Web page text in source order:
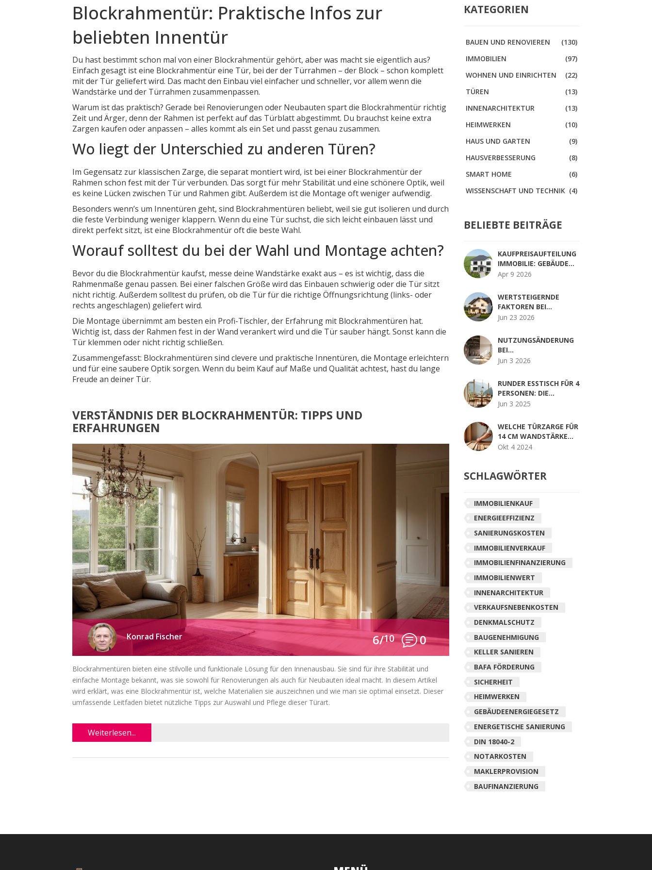
Blockrahmentür: Praktische Infos zur
beliebten Innentür
Du hast bestimmt schon mal von einer Blockrahmentür gehört, aber was macht sie eigentlich aus?
Einfach gesagt ist eine Blockrahmentür eine Tür, bei der der Türrahmen – der Block – schon komplett
mit der Tür geliefert wird. Das macht den Einbau viel einfacher und schneller, vor allem wenn die
Wandstärke und der Türrahmen zusammenpassen.
Warum ist das praktisch? Gerade bei Renovierungen oder Neubauten spart die Blockrahmentür richtig
Zeit und Ärger, denn der Rahmen ist perfekt auf das Türblatt abgestimmt. Du brauchst keine extra
Zargen kaufen oder anpassen – alles kommt als ein Set und passt genau zusammen.
Wo liegt der Unterschied zu anderen Türen?
Im Gegensatz zur klassischen Zarge, die separat montiert wird, ist bei einer Blockrahmentür der
Rahmen schon fest mit der Tür verbunden. Das sorgt für mehr Stabilität und eine schönere Optik, weil
es keine Lücken zwischen Tür und Rahmen gibt. Außerdem ist die Montage oft weniger aufwendig.
Besonders wenn’s um Innentüren geht, sind Blockrahmentüren beliebt, weil sie gut isolieren und durch
die feste Verbindung weniger klappern. Wenn du eine Tür suchst, die sich leicht einbauen lässt und
direkt perfekt sitzt, ist eine Blockrahmentür oft die beste Wahl.
Worauf solltest du bei der Wahl und Montage achten?
Bevor du die Blockrahmentür kaufst, messe deine Wandstärke exakt aus – es ist wichtig, dass die
Rahmenmaße genau passen. Bei einer falschen Größe wird das Einbauen schwierig oder die Tür sitzt
nicht richtig. Außerdem solltest du prüfen, ob die Tür für die richtige Öffnungsrichtung (links- oder
rechts angeschlagen) geliefert wird.
Die Montage übernimmt am besten ein Profi-Tischler, der Erfahrung mit Blockrahmentüren hat.
Wichtig ist, dass der Rahmen fest in der Wand verankert wird und die Tür sauber hängt. Sonst kann die
Tür klemmen oder nicht richtig schließen.
Zusammengefasst: Blockrahmentüren sind clevere und praktische Innentüren, die Montage erleichtern
und für eine saubere Optik sorgen. Wenn du beim Kauf auf Maße und Qualität achtest, hast du lange
Freude an deiner Tür.
VERSTÄNDNIS DER BLOCKRAHMENTÜR: TIPPS UND
ERFAHRUNGEN
Konrad Fischer 6/10 0
Blockrahmentüren bieten eine stilvolle und funktionale Lösung für den Innenausbau. Sie sind für ihre Stabilität und
einfache Montage bekannt, was sie sowohl für Renovierungen als auch für Neubauten ideal macht. In diesem Artikel
wird erklärt, was eine Blockrahmentür ist, welche Materialien sie auszeichnen und wie man sie optimal einsetzt. Dieser
umfassende Leitfaden bietet nützliche Tipps zur Auswahl und Pflege dieser Türart.
Weiterlesen...
KATEGORIEN
BAUEN UND RENOVIEREN
(130)
IMMOBILIEN
(97)
WOHNEN UND EINRICHTEN
(22)
TÜREN
(13)
INNENARCHITEKTUR
(13)
HEIMWERKEN
(10)
HAUS UND GARTEN
(9)
HAUSVERBESSERUNG
(8)
SMART HOME
(6)
WISSENSCHAFT UND TECHNIK (4)
BELIEBTE BEITRÄGE
KAUFPREISAUFTEILUNG
IMMOBILIE: GEBÄUDE
UND GRUND
OPTIMIEREN
Apr 9 2026
WERTSTEIGERNDE
FAKTOREN BEI
IMMOBILIEN: SO
VERKAUFSPREIS
Jun 23 2026
NUTZUNGSÄNDERUNG
BEI
BESTANDSIMMOBILIEN:
PRÜFEN & RISIKEN
VERMEIDEN
Jun 3 2026
RUNDER ESSTISCH FÜR 4
PERSONEN: DIE
PERFEKTE GRÖSSE FÜR I
Jun 3 2025
WELCHE TÜRZARGE FÜR
14 CM WANDSTÄRKE
WÄHLEN
Okt 4 2024
SCHLAGWÖRTER
IMMOBILIENKAUF
ENERGIEEFFIZIENZ
SANIERUNGSKOSTEN
IMMOBILIENVERKAUF
IMMOBILIENFINANZIERUNG
IMMOBILIENWERT
INNENARCHITEKTUR
VERKAUFSNEBENKOSTEN
DENKMALSCHUTZ
BAUGENEHMIGUNG
KELLER SANIEREN
BAFA FÖRDERUNG
SICHERHEIT
HEIMWERKEN
GEBÄUDEENERGIEGESETZ
ENERGETISCHE SANIERUNG
DIN 18040-2
NOTARKOSTEN
MAKLERPROVISION
BAUFINANZIERUNG